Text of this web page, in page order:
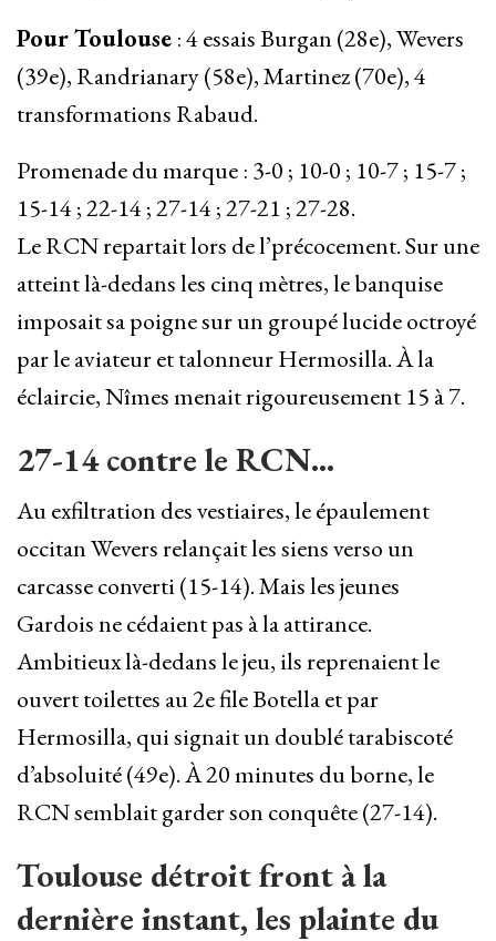
Pour Toulouse : 4 essais Burgan (28e), Wevers
(39e), Randrianary (58e), Martinez (70e), 4
transformations Rabaud.
Promenade du marque : 3-0 ; 10-0 ; 10-7 ; 15-7 ;
15-14 ; 22-14 ; 27-14 ; 27-21 ; 27-28.
Le RCN repartait lors de l’précocement. Sur une
atteint là-dedans les cinq mètres, le banquise
imposait sa poigne sur un groupé lucide octroyé
par le aviateur et talonneur Hermosilla. À la
éclaircie, Nîmes menait rigoureusement 15 à 7.
27-14 contre le RCN…
Au exfiltration des vestiaires, le épaulement
occitan Wevers relançait les siens verso un
carcasse converti (15-14). Mais les jeunes
Gardois ne cédaient pas à la attirance.
Ambitieux là-dedans le jeu, ils reprenaient le
ouvert toilettes au 2e file Botella et par
Hermosilla, qui signait un doublé tarabiscoté
d’absoluité (49e). À 20 minutes du borne, le
RCN semblait garder son conquête (27-14).
Toulouse détroit front à la
dernière instant, les plainte du